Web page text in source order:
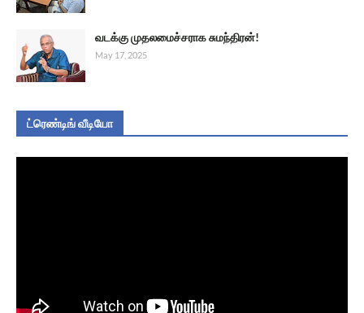
வடக்கு முதலமைச்சராக சுமந்திரன்!
May 17, 2025
ட்ரெண்டிங் வீடியோ